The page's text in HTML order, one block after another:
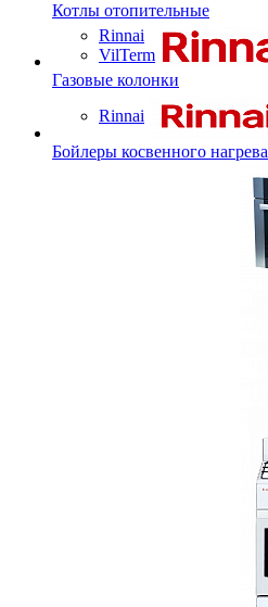
Котлы отопительные
Rinnai
VilTerm
Газовые колонки
Rinnai
Бойлеры косвенного нагрева